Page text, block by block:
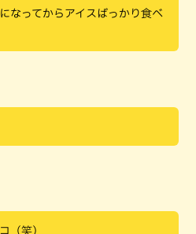
なってからアイスばっかり食べ
（笑）